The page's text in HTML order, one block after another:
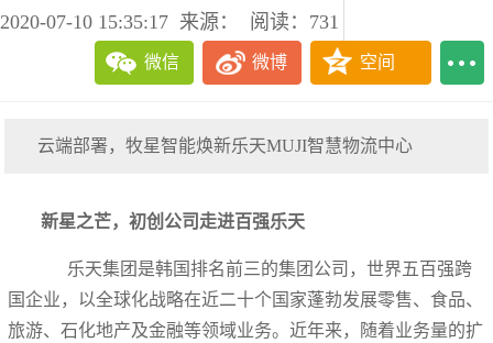
2020-07-10 15:35:17 来源： 阅读：731
微信 微博 空间
云端部署，牧星智能焕新乐天MUJI智慧物流中心
新星之芒，初创公司走进百强乐天
乐天集团是韩国排名前三的集团公司，世界五百强跨
国企业，以全球化战略在近二十个国家蓬勃发展零售、食品、
旅游、石化地产及金融等领域业务。近年来，随着业务量的扩